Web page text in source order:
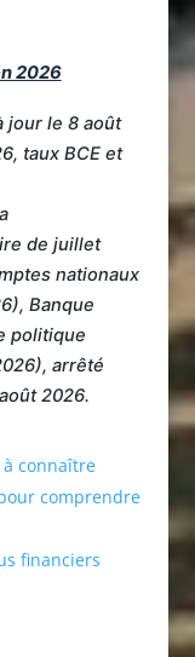
2026
jour le 8 août
taux BCE et
de juillet
nationaux
Banque
politique
arrêté
2026.
à connaître
comprendre
financiers